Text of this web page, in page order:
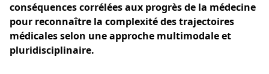
conséquences corrélées aux progrès de la médecine
pour reconnaître la complexité des trajectoires
médicales selon une approche multimodale et
pluridisciplinaire.